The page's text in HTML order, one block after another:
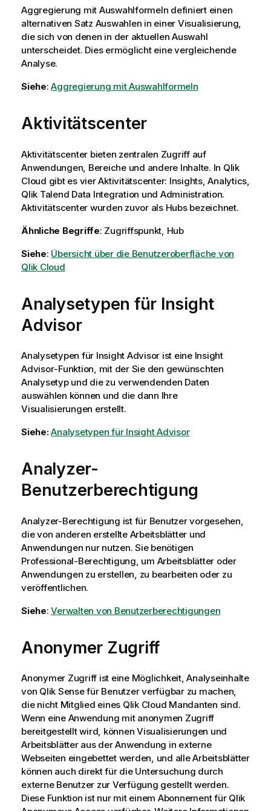
Aggregierung mit Auswahlformeln definiert einen
alternativen Satz Auswahlen in einer Visualisierung,
die sich von denen in der aktuellen Auswahl
unterscheidet. Dies ermöglicht eine vergleichende
Analyse.
Siehe:Aggregierung mit Auswahlformeln
Aktivitätscenter
Aktivitätscenter bieten zentralen Zugriff auf
Anwendungen, Bereiche und andere Inhalte. In Qlik
Cloud gibt es vier Aktivitätscenter: Insights, Analytics,
Qlik Talend Data Integration und Administration.
Aktivitätscenter wurden zuvor als Hubs bezeichnet.
Ähnliche Begriffe: Zugriffspunkt, Hub
Siehe: Übersicht über die Benutzeroberfläche von
Qlik Cloud
Analysetypen für Insight
Advisor
Analysetypen für Insight Advisor ist eine Insight
Advisor-Funktion, mit der Sie den gewünschten
Analysetyp und die zu verwendenden Daten
auswählen können und die dann Ihre
Visualisierungen erstellt.
Siehe:Analysetypen für Insight Advisor
Analyzer-
Benutzerberechtigung
Analyzer-Berechtigung ist für Benutzer vorgesehen,
die von anderen erstellte Arbeitsblätter und
Anwendungen nur nutzen. Sie benötigen
Professional-Berechtigung, um Arbeitsblätter oder
Anwendungen zu erstellen, zu bearbeiten oder zu
veröffentlichen.
Siehe:Verwalten von Benutzerberechtigungen
Anonymer Zugriff
Anonymer Zugriff ist eine Möglichkeit, Analyseinhalte
von Qlik Sensefür Benutzer verfügbar zu machen,
die nicht Mitglied eines Qlik Cloud Mandanten sind.
Wenn eine Anwendung mit anonymen Zugriff
bereitgestellt wird, können Visualisierungen und
Arbeitsblätter aus der Anwendung in externe
Webseiten eingebettet werden, und alle Arbeitsblätter
können auch direkt für die Untersuchung durch
externe Benutzer zur Verfügung gestellt werden.
Diese Funktion ist nur mit einem Abonnement für Qlik